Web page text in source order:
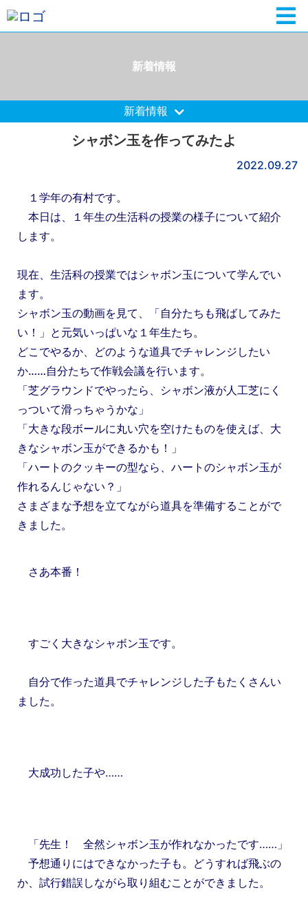
新着情報
新着情報
シャボン玉を作ってみたよ
2022.09.27
１学年の有村です。
本日は、１年生の生活科の授業の様子について紹介
します。
現在、生活科の授業ではシャボン玉について学んでい
ます。
シャボン玉の動画を見て、「自分たちも飛ばしてみた
い！」と元気いっぱいな１年生たち。
どこでやるか、どのような道具でチャレンジしたい
か……自分たちで作戦会議を行います。
「芝グラウンドでやったら、シャボン液が人工芝にく
っついて滑っちゃうかな」
「大きな段ボールに丸い穴を空けたものを使えば、大
きなシャボン玉ができるかも！」
「ハートのクッキーの型なら、ハートのシャボン玉が
作れるんじゃない？」
さまざまな予想を立てながら道具を準備することがで
きました。
さあ本番！
すごく大きなシャボン玉です。
自分で作った道具でチャレンジした子もたくさんい
ました。
大成功した子や……
「先生！ 全然シャボン玉が作れなかったです……」
予想通りにはできなかった子も。どうすれば飛ぶの
か、試行錯誤しながら取り組むことができました。